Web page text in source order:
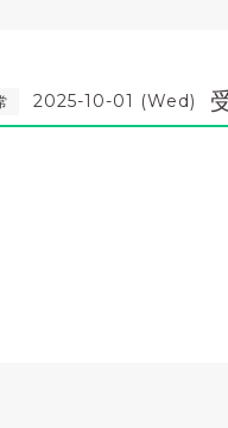
2025-10-01 (Wed)